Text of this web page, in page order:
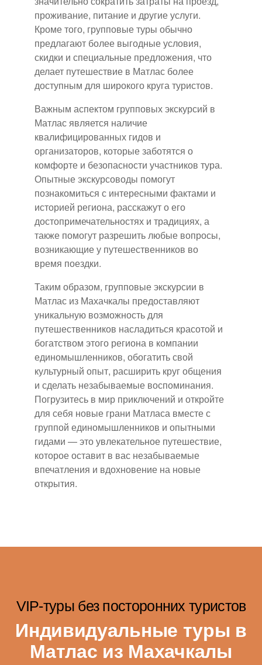
проживание, питание и другие услуги.
Кроме того, групповые туры обычно
предлагают более выгодные условия,
скидки и специальные предложения, что
делает путешествие в Матлас более
доступным для широкого круга туристов.
Важным аспектом групповых экскурсий в
Матлас является наличие
квалифицированных гидов и
организаторов, которые заботятся о
комфорте и безопасности участников тура.
Опытные экскурсоводы помогут
познакомиться с интересными фактами и
историей региона, расскажут о его
достопримечательностях и традициях, а
также помогут разрешить любые вопросы,
возникающие у путешественников во
время поездки.
Таким образом, групповые экскурсии в
Матлас из Махачкалы предоставляют
уникальную возможность для
путешественников насладиться красотой и
богатством этого региона в компании
единомышленников, обогатить свой
культурный опыт, расширить круг общения
и сделать незабываемые воспоминания.
Погрузитесь в мир приключений и откройте
для себя новые грани Матласа вместе с
группой единомышленников и опытными
гидами — это увлекательное путешествие,
которое оставит в вас незабываемые
впечатления и вдохновение на новые
открытия.
VIP-туры без посторонних туристов
Индивидуальные туры в
Матлас из Махачкалы